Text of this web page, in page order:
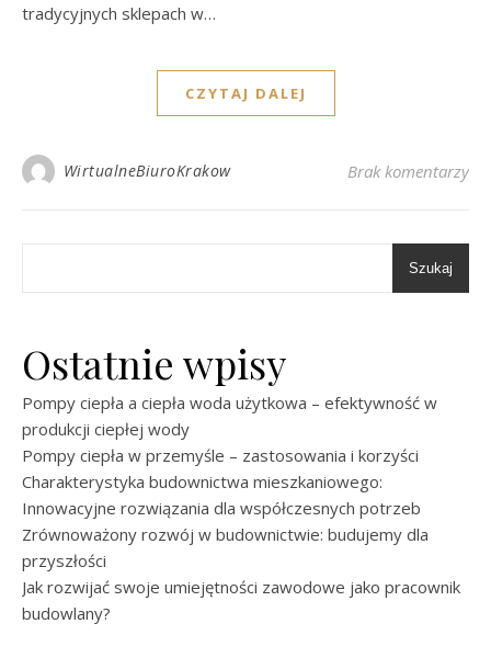
tradycyjnych sklepach w…
CZYTAJ DALEJ
WirtualneBiuroKrakow Brak komentarzy
Szukaj
Ostatnie wpisy
Pompy ciepła a ciepła woda użytkowa – efektywność w
produkcji ciepłej wody
Pompy ciepła w przemyśle – zastosowania i korzyści
Charakterystyka budownictwa mieszkaniowego:
Innowacyjne rozwiązania dla współczesnych potrzeb
Zrównoważony rozwój w budownictwie: budujemy dla
przyszłości
Jak rozwijać swoje umiejętności zawodowe jako pracownik
budowlany?